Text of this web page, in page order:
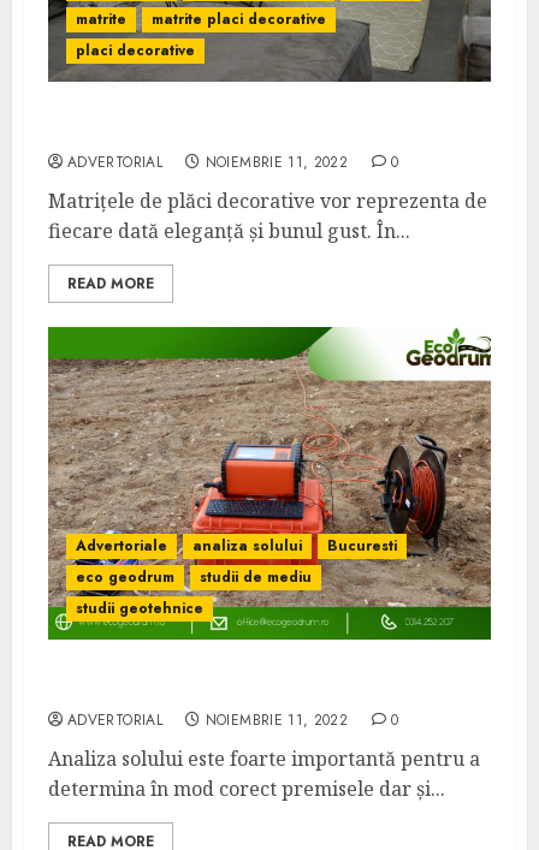
matrite
matrite placi decorative
placi decorative
ADVERTORIAL NOIEMBRIE 11, 2022 0
Matrițele de plăci decorative vor reprezenta de
fiecare dată eleganță și bunul gust. În...
READ MORE
Advertoriale analiza solului
Bucuresti
eco geodrum
studii de mediu
studii geotehnice
ADVERTORIAL NOIEMBRIE 11, 2022 0
Analiza solului este foarte importantă pentru a
determina în mod corect premisele dar și...
READ MORE